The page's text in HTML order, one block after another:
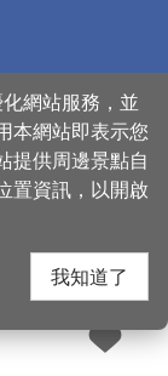
廳
人氣：2.5萬
網站服務，並
本網站即表示您
提供周邊景點自
置資訊，以開啟
我知道了